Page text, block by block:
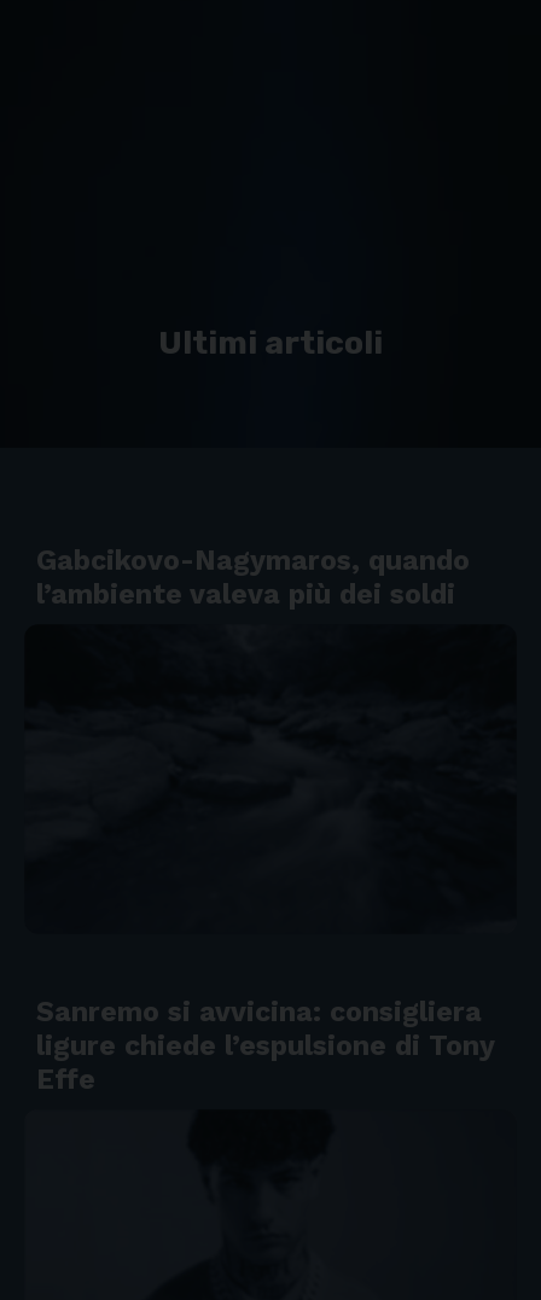
Ultimi articoli
Gabcikovo-Nagymaros, quando
l’ambiente valeva più dei soldi
Sanremo si avvicina: consigliera
ligure chiede l’espulsione di Tony
Effe